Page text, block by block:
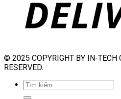
© 2025 COPYRIGHT BY IN-TECH
RESERVED.
Tìm
kiếm: